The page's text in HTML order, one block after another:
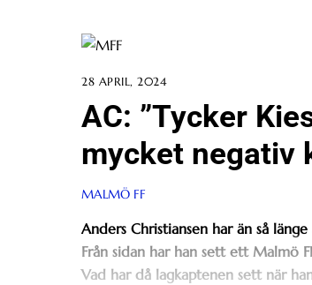
28 APRIL, 2024
AC: ”Tycker
mycket negativ
MALMÖ FF
Anders Christiansen har än så
Från sidan har han sett ett Malmö
Vad har då lagkaptenen sett när